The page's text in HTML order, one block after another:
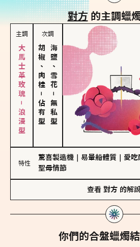
對方的主調蠟
主調
大馬士革玫瑰－浪漫型
次調
胡椒、肉桂
－
佔有型
海鹽、雪花
－
無私型
特性
驚喜製造機 易暈船體質 愛吃
聖母情節
查看 對方 的解
你們的合盤蠟燭